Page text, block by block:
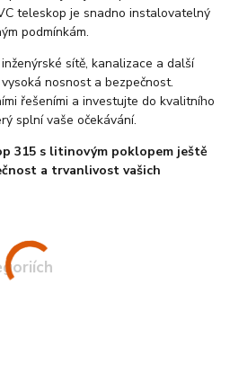
teleskop je snadno instalovatelný
podmínkám.
sítě, kanalizace a další
nosnost a bezpečnost.
řešeními a investujte do kvalitního
splní vaše očekávání.
315 s litinovým poklopem ještě
a trvanlivost vašich